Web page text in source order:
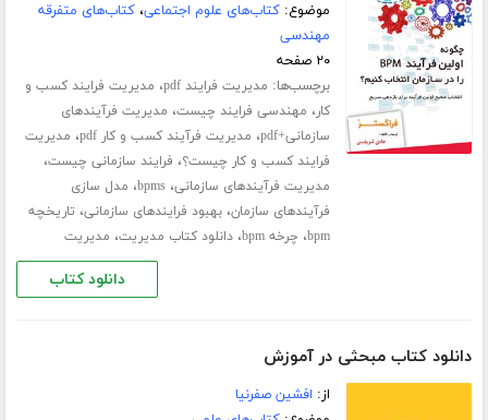
موضوع:کتاب‌های علوم اجتماعی،کتاب‌های متفرقه
مهندسی
۲۰ صفحه
برچسب‌ها: مدیریت فرایند pdf ، مدیریت فرایند کسب و
کار، مهندسی فرایند چیست، مدیریت فرآیندهای
سازمانی+pdf
، مدیریت فرآیند کسب و کار pdf ، مدیریت
فرایند کسب و کار چیست؟، فرایند سازمانی چیست،
مدیریت فرآیندهای سازمانی،bpms، مدل سازی
فرآیندهای سازمان،بهبود فرایندهای سازمانی، تاریخچه
bpm، چرخه bpm ،دانلود کتاب مدیریت، مدیریت
دانلود کتاب
دانلود کتاب مبحثی در آموزش
از: افشین صفرنیا